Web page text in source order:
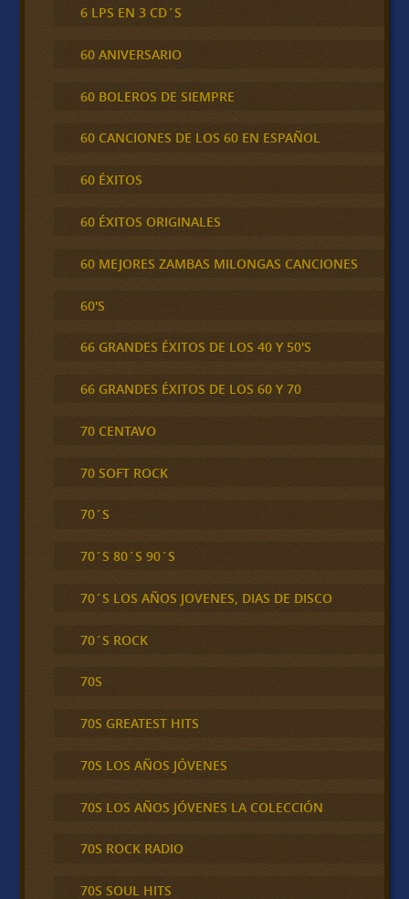
6 LPS EN 3 CD´S
60 ANIVERSARIO
60 BOLEROS DE SIEMPRE
60 CANCIONES DE LOS 60 EN ESPAÑOL
60 ÉXITOS
60 ÉXITOS ORIGINALES
60 MEJORES ZAMBAS MILONGAS CANCIONES
60'S
66 GRANDES ÉXITOS DE LOS 40 Y 50'S
66 GRANDES ÉXITOS DE LOS 60 Y 70
70 CENTAVO
70 SOFT ROCK
70´S
70´S 80´S 90´S
70´S LOS AÑOS JOVENES, DIAS DE DISCO
70´S ROCK
70S
70S GREATEST HITS
70S LOS AÑOS JÓVENES
70S LOS AÑOS JÓVENES LA COLECCIÓN
70S ROCK RADIO
70S SOUL HITS